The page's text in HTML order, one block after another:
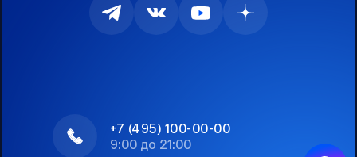
+7 (495) 100-00-00
9:00 до 21:00